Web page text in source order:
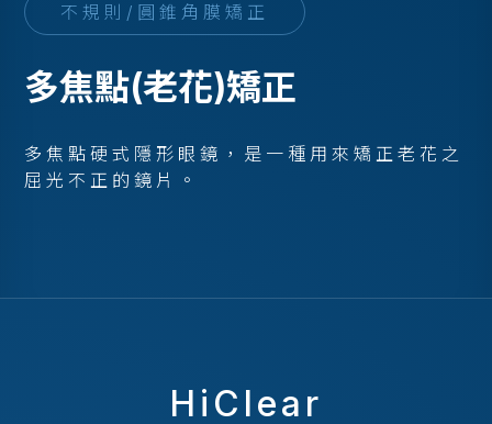
不規則/圓錐角膜矯正
多焦點(老花)矯正
多焦點硬式隱形眼鏡，是一種用來矯正老花之
屈光不正的鏡片。
HiClear